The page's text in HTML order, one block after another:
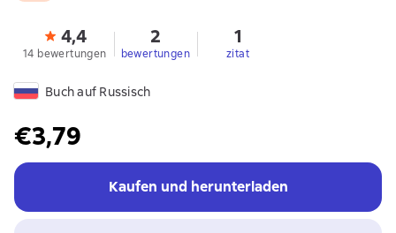
4,4
14 bewertungen
2
bewertungen
1
zitat
Buch auf Russisch
€3,79
Kaufen und herunterladen